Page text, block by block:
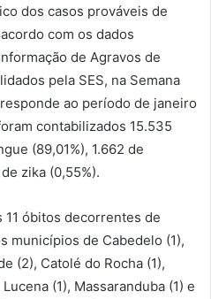
dos casos prováveis de
com os dados
de Agravos de
pela SES, na Semana
ao período de janeiro
contabilizados 15.535
(89,01%), 1.662 de
zika (0,55%).
óbitos decorrentes de
municípios de Cabedelo (1),
(2), Catolé do Rocha (1),
(1), Massaranduba (1) e